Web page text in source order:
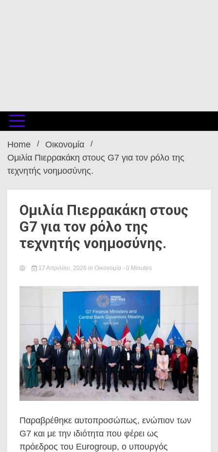
Home
Οικονομία
Ομιλία Πιερρακάκη στους G7 για τον ρόλο της
τεχνητής νοημοσύνης.
Ομιλία Πιερρακάκη στους
G7 για τον ρόλο της
τεχνητής νοημοσύνης.
17 Απριλίου, 2026 in Οικονομία - 0 Minutes
Παραβρέθηκε αυτοπροσώπως, ενώπιον των
G7 και με την ιδιότητα που φέρει ως
πρόεδρος του Eurogroup, ο υπουργός